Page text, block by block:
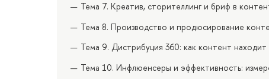
Тема 7. Креатив, сторителлинг и бриф в
Тема 8. Производство и продюсирование
Тема 9. Дистрибуция 360: как контент
Тема 10. Инфлюенсеры и эффективность: